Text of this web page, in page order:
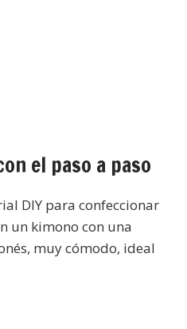
el paso a paso
DIY para confeccionar
un kimono con una
muy cómodo, ideal